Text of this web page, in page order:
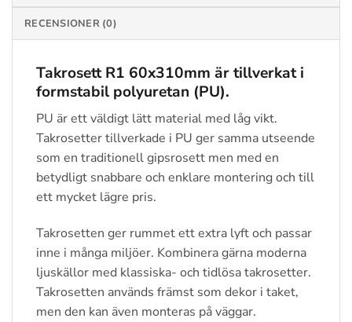
RECENSIONER (0)
Takrosett R1 60x310mm är tillverkat i
formstabil polyuretan (PU).
PU är ett väldigt lätt material med låg vikt.
Takrosetter tillverkade i PU ger samma utseende
som en traditionell gipsrosett men med en
betydligt snabbare och enklare montering och till
ett mycket lägre pris.
Takrosetten ger rummet ett extra lyft och passar
inne i många miljöer. Kombinera gärna moderna
ljuskällor med klassiska- och tidlösa takrosetter.
Takrosetten används främst som dekor i taket,
men den kan även monteras på väggar.